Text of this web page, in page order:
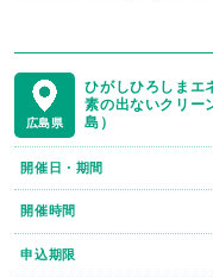
広島県
ひがしひろしまエ
素の出ないクリ
島）
開催日・期間
開催時間
申込期限